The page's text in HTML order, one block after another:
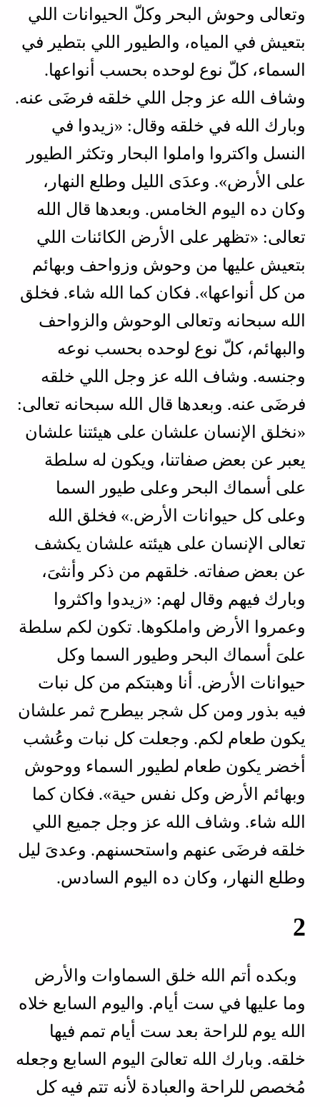
وتعالى وحوش البحر وكلّ الحيوانات اللي
بتعيش في المياه، والطيور اللي بتطير في
السماء، كلّ نوع لوحده بحسب أنواعها.
وشاف الله عز وجل اللي خلقه فرضَى عنه.
وبارك الله في خلقه وقال: «زيدوا في
النسل واكتروا واملوا البحار وتكثر الطيور
على الأرض». وعدَى الليل وطلع النهار،
وكان ده اليوم الخامس. وبعدها قال الله
تعالى: «تظهر على الأرض الكائنات اللي
بتعيش عليها من وحوش وزواحف وبهائم
من كل أنواعها». فكان كما الله شاء. فخلق
الله سبحانه وتعالى الوحوش والزواحف
والبهائم، كلّ نوع لوحده بحسب نوعه
وجنسه. وشاف الله عز وجل اللي خلقه
فرضَى عنه. وبعدها قال الله سبحانه تعالى:
«نخلق الإنسان علشان على هيئتنا علشان
يعبر عن بعض صفاتنا، ويكون له سلطة
على أسماك البحر وعلى طيور السما
وعلى كل حيوانات الأرض.» فخلق الله
تعالى الإنسان على هيئته علشان يكشف
عن بعض صفاته. خلقهم من ذكر وأنثىَ،
وبارك فيهم وقال لهم: «زيدوا واكثروا
وعمروا الأرض واملكوها. تكون لكم سلطة
علىَ أسماك البحر وطيور السما وكل
حيوانات الأرض. أنا وهبتكم من كل نبات
فيه بذور ومن كل شجر بيطرح ثمر علشان
يكون طعام لكم. وجعلت كل نبات وعُشب
أخضر يكون طعام لطيور السماء ووحوش
وبهائم الأرض وكل نفس حية». فكان كما
الله شاء. وشاف الله عز وجل جميع اللي
خلقه فرضَى عنهم واستحسنهم. وعدىَ ليل
وطلع النهار، وكان ده اليوم السادس.
2
وبكده أتم الله خلق السماوات والأرض
وما عليها في ست أيام. واليوم السابع خلاه
الله يوم للراحة بعد ست أيام تمم فيها
خلقه. وبارك الله تعالىَ اليوم السابع وجعله
مُخصص للراحة والعبادة لأنه تتم فيه كل